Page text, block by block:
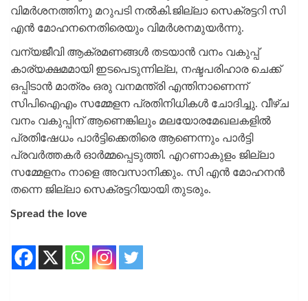
വിമര്‍ശനത്തിനു മറുപടി നല്‍കി.ജില്ലാ സെക്രട്ടറി സി
എന്‍ മോഹനനെതിരെയും വിമർശനമുയർന്നു.
വന്യജീവി ആക്രമണങ്ങള്‍ തടയാന്‍ വനം വകുപ്പ്
കാര്യക്ഷമമായി ഇടപെടുന്നില്ല, നഷ്ടപരിഹാര ചെക്ക്
ഒപ്പിടാന്‍ മാത്രം ഒരു വനമന്ത്രി എന്തിനാണെന്ന്
സിപിഐഎം സമ്മേളന പ്രതിനിധികള്‍ ചോദിച്ചു. വീഴ്ച
വനം വകുപ്പിന് ആണെങ്കിലും മലയോരമേഖലകളില്‍
പ്രതിഷേധം പാര്‍ട്ടിക്കെതിരെ ആണെന്നും പാര്‍ട്ടി
പ്രവര്‍ത്തകര്‍ ഓര്‍മ്മപ്പെടുത്തി. എറണാകുളം ജില്ലാ
സമ്മേളനം നാളെ അവസാനിക്കും. സി എന്‍ മോഹനന്‍
തന്നെ ജില്ലാ സെക്രട്ടറിയായി തുടരും.
Spread the love